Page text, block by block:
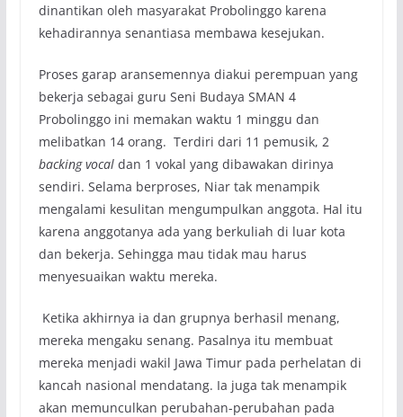
dinantikan oleh masyarakat Probolinggo karena
kehadirannya senantiasa membawa kesejukan.
Proses garap aransemennya diakui perempuan yang
bekerja sebagai guru Seni Budaya SMAN 4
Probolinggo ini memakan waktu 1 minggu dan
melibatkan 14 orang. Terdiri dari 11 pemusik, 2
backing vocaldan 1 vokal yang dibawakan dirinya
sendiri. Selama berproses, Niar tak menampik
mengalami kesulitan mengumpulkan anggota. Hal itu
karena anggotanya ada yang berkuliah di luar kota
dan bekerja. Sehingga mau tidak mau harus
menyesuaikan waktu mereka.
Ketika akhirnya ia dan grupnya berhasil menang,
mereka mengaku senang. Pasalnya itu membuat
mereka menjadi wakil Jawa Timur pada perhelatan di
kancah nasional mendatang. Ia juga tak menampik
akan memunculkan perubahan-perubahan pada